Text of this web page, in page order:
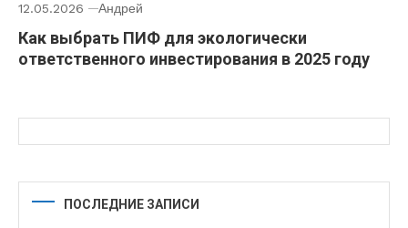
12.05.2026 Андрей
Как выбрать ПИФ для экологически
ответственного инвестирования в 2025 году
ПОСЛЕДНИЕ ЗАПИСИ